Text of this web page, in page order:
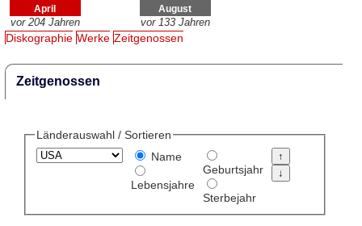
April
vor 204 Jahren
August
vor 133 Jahren
Diskographie Werke Zeitgenossen
Zeitgenossen
Länderauswahl / Sortieren
Name
Lebensjahre
Geburtsjahr
Sterbejahr